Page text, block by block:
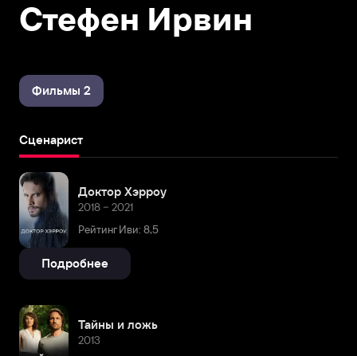
Стефен Ирвин
Фильмы 2
Сценарист
Доктор Хэрроу
2018 – 2021
Рейтинг Иви: 8,5
Подробнее
Тайны и ложь
2013